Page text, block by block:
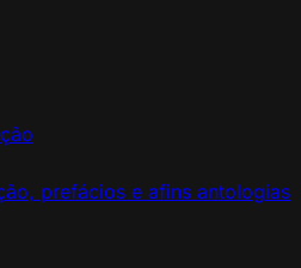
prefácios e afins antologias